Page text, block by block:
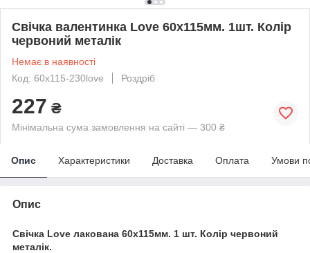
Свічка валентинка Love 60х115мм. 1шт. Колір
червоний металік
Немає в наявності
Код: 60х115-230love
Роздріб
227 ₴
Мінімальна сума замовлення на сайті — 300 ₴
Опис Характеристики Доставка Оплата Умови
Опис
Свічка Love лакована 60х115мм. 1 шт. Колір червоний
металік.